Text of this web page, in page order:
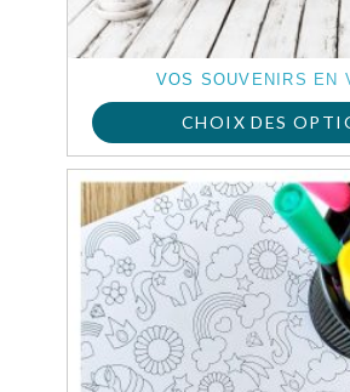
VOS SOUVENIRS EN
CHOIX DES